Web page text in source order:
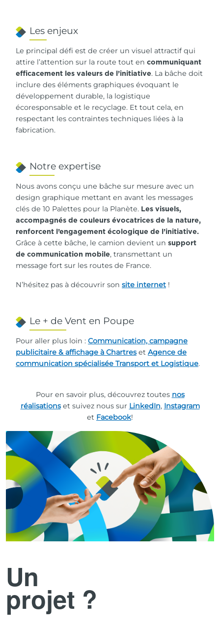
Les enjeux
Le principal défi est de créer un visuel attractif qui
attire l’attention sur la route tout en communiquant
efficacement les valeurs de l’initiative. La bâche doit
inclure des éléments graphiques évoquant le
développement durable, la logistique
écoresponsable et le recyclage. Et tout cela, en
respectant les contraintes techniques liées à la
fabrication.
Notre expertise
Nous avons conçu une bâche sur mesure avec un
design graphique mettant en avant les messages
clés de 10 Palettes pour la Planète. Les visuels,
accompagnés de couleurs évocatrices de la nature,
renforcent l’engagement écologique de l’initiative.
Grâce à cette bâche, le camion devient un support
de communication mobile, transmettant un
message fort sur les routes de France.
N’hésitez pas à découvrir son site internet !
Le + de Vent en Poupe
Pour aller plus loin : Communication, campagne
publicitaire & affichage à Chartreset Agence de
communication spécialisée Transport et Logistique.
Pour en savoir plus, découvrez toutes nos
réalisationset suivez nous sur LinkedIn, Instagram
et Facebook!
Un
projet ?